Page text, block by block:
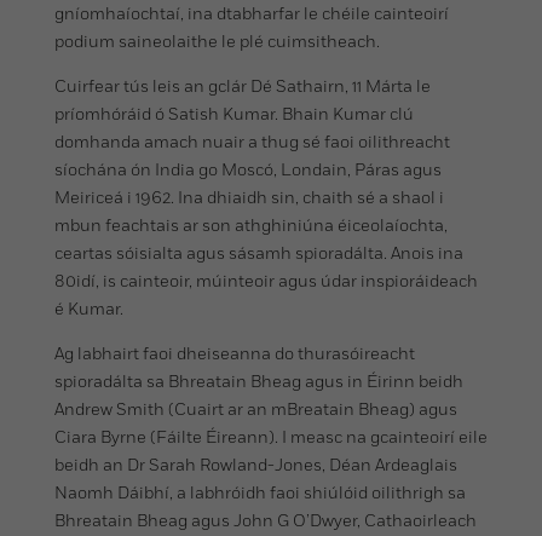
gníomhaíochtaí, ina dtabharfar le chéile cainteoirí
podium saineolaithe le plé cuimsitheach.
Cuirfear tús leis an gclár Dé Sathairn, 11 Márta le
príomhóráid ó Satish Kumar. Bhain Kumar clú
domhanda amach nuair a thug sé faoi oilithreacht
síochána ón India go Moscó, Londain, Páras agus
Meiriceá i 1962. Ina dhiaidh sin, chaith sé a shaol i
mbun feachtais ar son athghiniúna éiceolaíochta,
ceartas sóisialta agus sásamh spioradálta. Anois ina
80idí, is cainteoir, múinteoir agus údar inspioráideach
é Kumar.
Ag labhairt faoi dheiseanna do thurasóireacht
spioradálta sa Bhreatain Bheag agus in Éirinn beidh
Andrew Smith (Cuairt ar an mBreatain Bheag) agus
Ciara Byrne (Fáilte Éireann). I measc na gcainteoirí eile
beidh an Dr Sarah Rowland-Jones, Déan Ardeaglais
Naomh Dáibhí, a labhróidh faoi shiúlóid oilithrigh sa
Bhreatain Bheag agus John G O’Dwyer, Cathaoirleach